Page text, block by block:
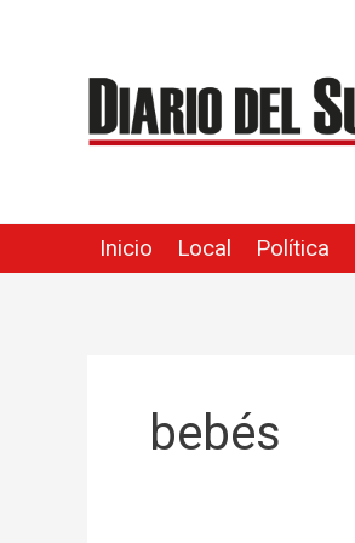
contenido
Inicio Local Política
bebés